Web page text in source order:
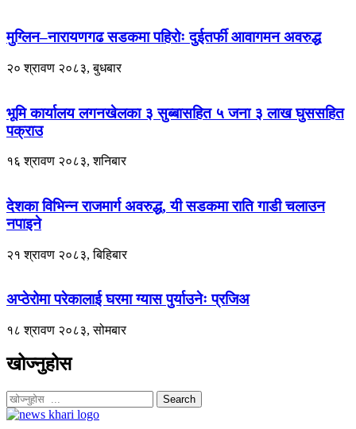
मुग्लिन–नारायणगढ सडकमा पहिरोः दुईतर्फी आवागमन अवरुद्ध
२० श्रावण २०८३, बुधबार
भूमि कार्यालय लगनखेलका ३ सुब्बासहित ५ जना ३ लाख घुससहित
पक्राउ
१६ श्रावण २०८३, शनिबार
देशका विभिन्न राजमार्ग अवरुद्ध, यी सडकमा राति गाडी चलाउन
नपाइने
२१ श्रावण २०८३, बिहिबार
अप्ठेरोमा परेकालाई घरमा ग्यास पुर्याउनेः प्रजिअ
१८ श्रावण २०८३, सोमबार
खोज्नुहोस
Search